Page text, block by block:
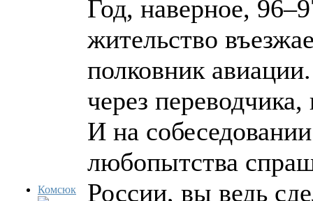
Комсюк
Год, наверное,
жительство
полковник
через
И на
любопытства
России, вы ведь